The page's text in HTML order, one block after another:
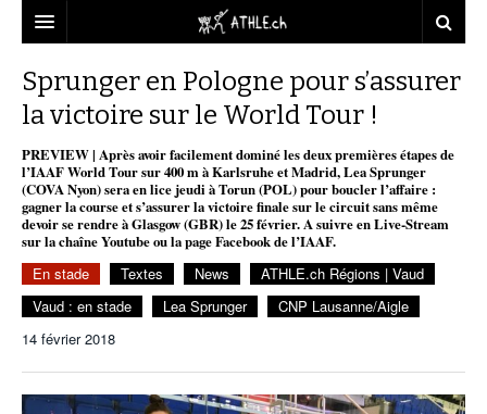
DOSSIERS
CHRONIQUES
TOUT
MICHEL HERREN
REPORTAGES
DOPAGE
GALERIES
STATISTIQUES
STATISTIQUES
MINIMA
PARTENAIRES
CNP
PARTENAIRES
CLUBS PARTENAIRES
FÉDÉRATION
VIDEOS
ATHLE.CH
CLUB D’ATHLÉTISME
ATHLE.CH RÉGIONS
Sprunger en Pologne pour s’assurer
la victoire sur le World Tour !
PREVIEW | Après avoir facilement dominé les deux premières étapes de
l’IAAF World Tour sur 400 m à Karlsruhe et Madrid, Lea Sprunger
(COVA Nyon) sera en lice jeudi à Torun (POL) pour boucler l’affaire :
gagner la course et s’assurer la victoire finale sur le circuit sans même
devoir se rendre à Glasgow (GBR) le 25 février. A suivre en Live-Stream
sur la chaîne Youtube ou la page Facebook de l’IAAF.
En stade Textes News
ATHLE.ch Régions | Vaud
Vaud : en stade
Lea Sprunger
CNP Lausanne/Aigle
14 février 2018